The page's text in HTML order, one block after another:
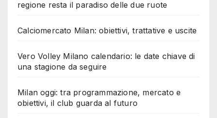
regione resta il paradiso delle due ruote
Calciomercato Milan: obiettivi, trattative e uscite
Vero Volley Milano calendario: le date chiave di
una stagione da seguire
Milan oggi: tra programmazione, mercato e
obiettivi, il club guarda al futuro